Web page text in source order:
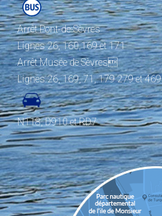
Arrêt Pont-de-Sèvres
Lignes 26, 160,169 et 171
Arrêt Musée de Sèvres
Lignes 26, 169, 71, 179 279 et 469
N118, D910 et RD7